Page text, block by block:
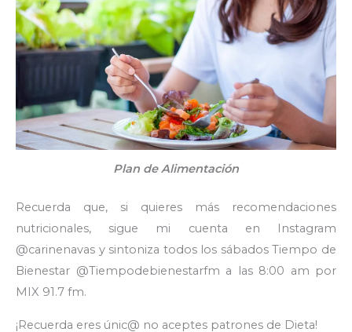
Plan de Alimentación
Recuerda que, si quieres más recomendaciones
nutricionales, sigue mi cuenta en Instagram
@carinenavas y sintoniza todos los sábados Tiempo de
Bienestar @Tiempodebienestarfm a las 8:00 am por
MIX 91.7 fm.
¡Recuerda eres únic@ no aceptes patrones de Dieta!